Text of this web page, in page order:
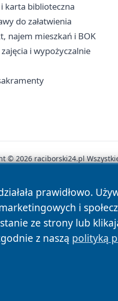
karta biblioteczna
do załatwienia
najem mieszkań i BOK
i wypożyczalnie
prawidłowo.
i
ze strony lub
z naszą polityką
© 2026 raciborski24.pl
Polityka